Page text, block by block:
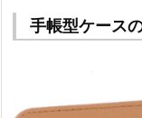
手帳型ケース